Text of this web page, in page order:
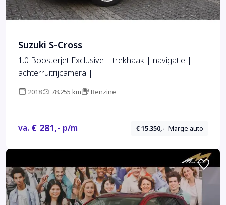
Suzuki S-Cross
1.0 Boosterjet Exclusive | trekhaak | navigatie |
achterruitrijcamera |
2018 78.255 km Benzine
va. € 281,- p/m € 15.350,- Marge auto